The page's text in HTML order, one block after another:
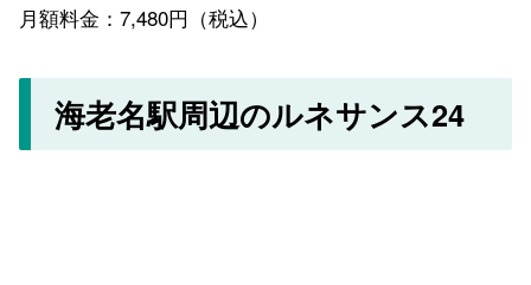
月額料金：7,480円（税込）
海老名駅周辺のルネサンス24